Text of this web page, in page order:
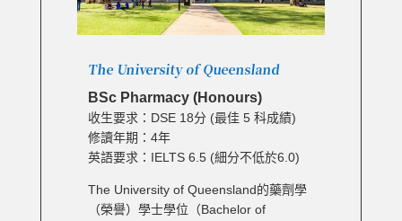
The University of Queensland
BSc Pharmacy (Honours)
收生要求：DSE 18分 (最佳 5 科成績)
修讀年期：4年
英語要求：IELTS 6.5 (細分不低於6.0)
The University of Queensland的藥劑學
（榮譽）學士學位（Bachelor of